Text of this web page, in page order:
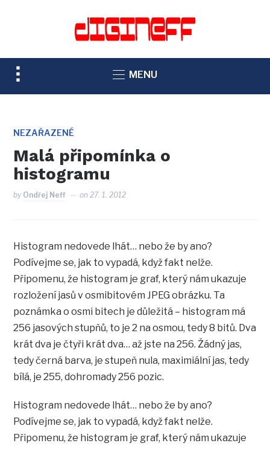
TOGGLE
SIDEBAR
NAVIGATION
MENU
NEZAŘAZENÉ
Malá připomínka o
histogramu
by Ondřej Neff on27. 1. 2012
Histogram nedovede lhát… nebo že by ano?
Podívejme se, jak to vypadá, když fakt nelže.
Připomenu, že histogram je graf, který nám ukazuje
rozložení jasů v osmibitovém JPEG obrázku. Ta
poznámka o osmi bitech je důležitá – histogram má
256 jasových stupňů, to je 2 na osmou, tedy 8 bitů. Dva
krát dva je čtyři krát dva… až jste na 256. Žádný jas,
tedy černá barva, je stupeň nula, maximiální jas, tedy
bílá, je 255, dohromady 256 pozic.
Histogram nedovede lhát… nebo že by ano?
Podívejme se, jak to vypadá, když fakt nelže.
Připomenu, že histogram je graf, který nám ukazuje